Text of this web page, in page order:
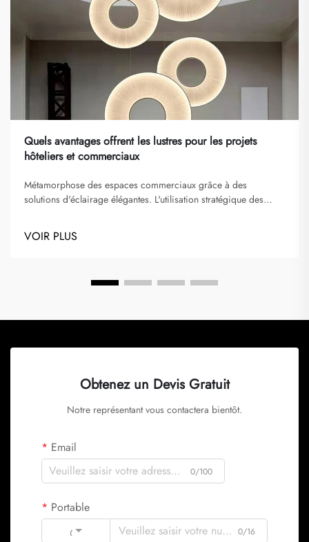
Quels avantages offrent les lustres pour les projets
hôteliers et commerciaux
Métamorphose des espaces commerciaux grâce à des
solutions d'éclairage élégantes. L'utilisation stratégique des
magnifiques appareils d'éclairage font plus que simplement...
VOIR PLUS
Obtenez un Devis Gratuit
Notre représentant vous contactera bientôt.
Email
0/100
Portable
Code
0/16